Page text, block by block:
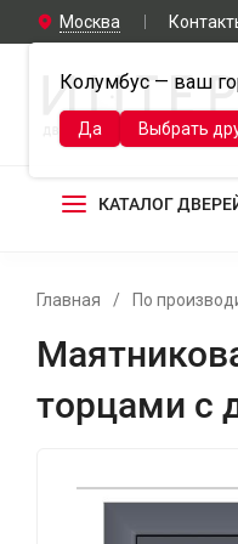
Москва
Колумбус — ваш
Да Выбрать
КАТАЛОГ
Главная / По
торцами с